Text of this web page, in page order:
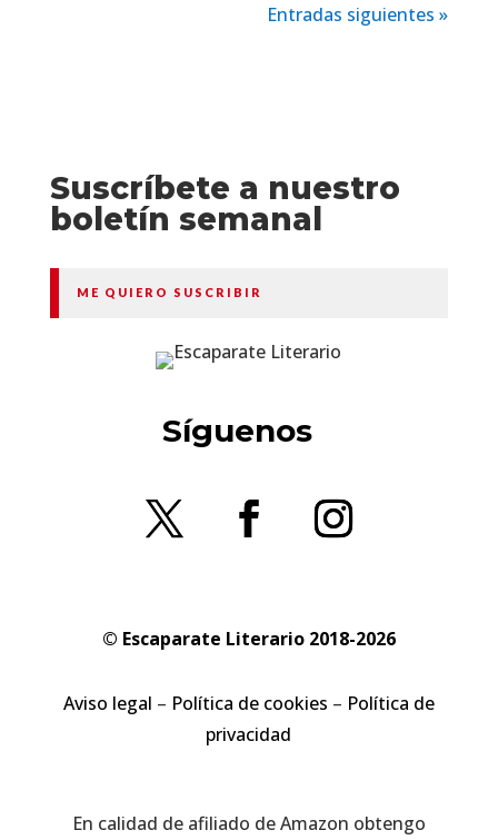
Entradas siguientes »
Suscríbete a nuestro
boletín semanal
ME QUIERO SUSCRIBIR
Síguenos
© Escaparate Literario 2018-2026
Aviso legal – Política de cookies – Política de
privacidad
En calidad de afiliado de Amazon obtengo